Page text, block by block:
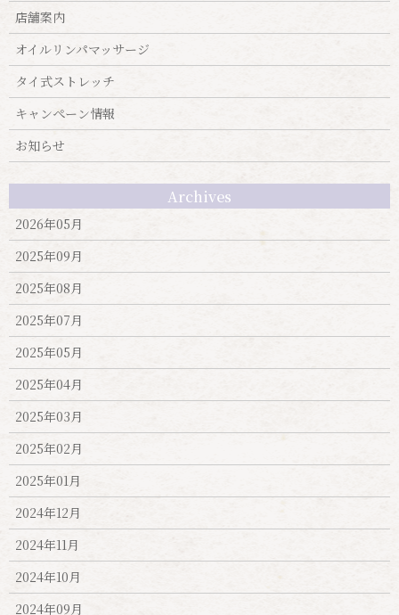
店舗案内
オイルリンパマッサージ
タイ式ストレッチ
キャンぺーン情報
お知らせ
Archives
2026年05月
2025年09月
2025年08月
2025年07月
2025年05月
2025年04月
2025年03月
2025年02月
2025年01月
2024年12月
2024年11月
2024年10月
2024年09月